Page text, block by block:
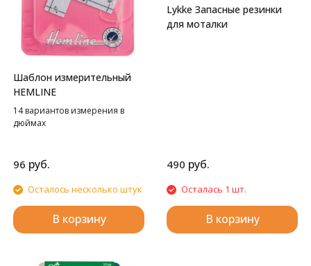
Шаблон измерительный
HEMLINE
14 вариантов измерения в
дюймах
96 руб.
Осталось несколько штук
В корзину
Lykke Запасные резинки
для моталки
490 руб.
Осталась 1 шт.
В корзину